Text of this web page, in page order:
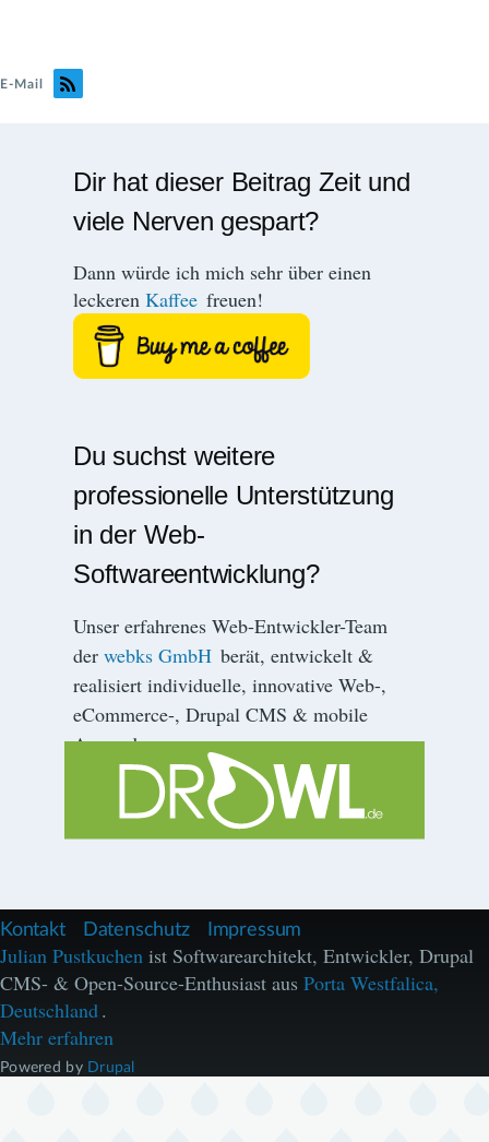
E-Mail
Dir hat dieser Beitrag Zeit und
viele Nerven gespart?
Dann würde ich mich sehr über einen
leckerenKaffee freuen!
Du suchst weitere
professionelle Unterstützung
in der Web-
Softwareentwicklung?
Unser erfahrenes Web-Entwickler-Team
derwebks GmbH berät, entwickelt &
realisiert individuelle, innovative Web-,
eCommerce-, Drupal CMS & mobile
Anwendungen.
F
u
ß
z
e
i
l
e
Kontakt Datenschutz Impressum
Julian Pustkuchen ist Softwarearchitekt, Entwickler, Drupal
CMS- & Open-Source-Enthusiast aus Porta Westfalica,
Deutschland.
Mehr erfahren
Powered by Drupal